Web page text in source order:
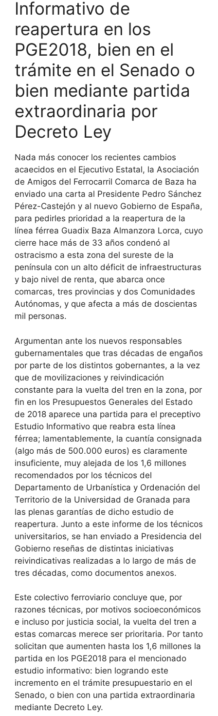
Informativo de
reapertura en los
PGE2018, bien en el
trámite en el Senado o
bien mediante partida
extraordinaria por
Decreto Ley
Nada más conocer los recientes cambios
acaecidos en el Ejecutivo Estatal, la Asociación
de Amigos del Ferrocarril Comarca de Baza ha
enviado una carta al Presidente Pedro Sánchez
Pérez-Castejón y al nuevo Gobierno de España,
para pedirles prioridad a la reapertura de la
línea férrea Guadix Baza Almanzora Lorca, cuyo
cierre hace más de 33 años condenó al
ostracismo a esta zona del sureste de la
península con un alto déficit de infraestructuras
y bajo nivel de renta, que abarca once
comarcas, tres provincias y dos Comunidades
Autónomas, y que afecta a más de doscientas
mil personas.
Argumentan ante los nuevos responsables
gubernamentales que tras décadas de engaños
por parte de los distintos gobernantes, a la vez
que de movilizaciones y reivindicación
constante para la vuelta del tren en la zona, por
fin en los Presupuestos Generales del Estado
de 2018 aparece una partida para el preceptivo
Estudio Informativo que reabra esta línea
férrea; lamentablemente, la cuantía consignada
(algo más de 500.000 euros) es claramente
insuficiente, muy alejada de los 1,6 millones
recomendados por los técnicos del
Departamento de Urbanística y Ordenación del
Territorio de la Universidad de Granada para
las plenas garantías de dicho estudio de
reapertura. Junto a este informe de los técnicos
universitarios, se han enviado a Presidencia del
Gobierno reseñas de distintas iniciativas
reivindicativas realizadas a lo largo de más de
tres décadas, como documentos anexos.
Este colectivo ferroviario concluye que, por
razones técnicas, por motivos socioeconómicos
e incluso por justicia social, la vuelta del tren a
estas comarcas merece ser prioritaria. Por tanto
solicitan que aumenten hasta los 1,6 millones la
partida en los PGE2018 para el mencionado
estudio informativo: bien logrando este
incremento en el trámite presupuestario en el
Senado, o bien con una partida extraordinaria
mediante Decreto Ley.